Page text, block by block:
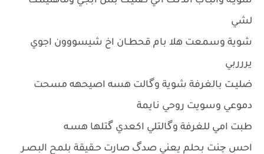
لشي
شوية وسمعت هلا بام قحطـان اخ شيسووون اجوي
يررربي
ضليـت بالغرفة شوية وگالت هسه اصيحهه مسحت
دموعي وسويت روحي نايمة
طبت امي للغرفة وگالتلي اكعدي گتلها هسـه
احس چنت بحلم يعني صدگ صارت حـقيقة بلمح البصـر